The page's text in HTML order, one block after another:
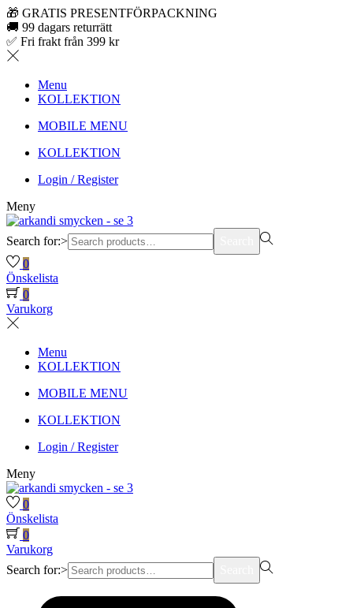
🎁 GRATIS PRESENTFÖRPACKNING
🚚 99 dagars returrätt
✅ Fri frakt från 399 kr
Menu
KOLLEKTION
MOBILE MENU
KOLLEKTION
Login / Register
Meny
Search for:>
0
Önskelista
0
Varukorg
Menu
KOLLEKTION
MOBILE MENU
KOLLEKTION
Login / Register
Meny
0
Önskelista
0
Varukorg
Search for:>